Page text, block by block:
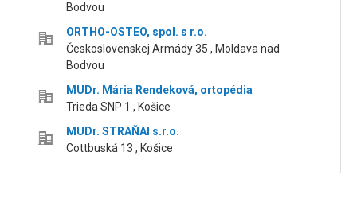
Bodvou
ORTHO-OSTEO, spol. s r.o.
Československej Armády 35 , Moldava nad
Bodvou
MUDr. Mária Rendeková, ortopédia
Trieda SNP 1 , Košice
MUDr. STRAŇAI s.r.o.
Cottbuská 13 , Košice